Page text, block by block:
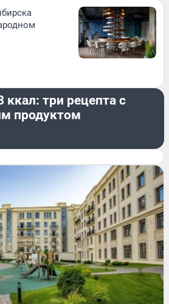
ккал: три рецепта с
продуктом